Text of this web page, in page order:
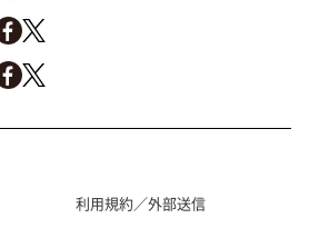
利用規約／外部送信